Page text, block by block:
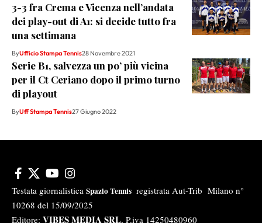
3-3 fra Crema e Vicenza nell’andata
dei play-out di A1: si decide tutto fra
una settimana
ByUfficio Stampa Tennis28 Novembre 2021
Serie B1, salvezza un po’ più vicina
per il Ct Ceriano dopo il primo turno
di playout
ByUff Stampa Tennis27 Giugno 2022
Testata giornalistica Spazio Tennis registrata Aut-Trib Milano n°
10268 del 15/09/2025
Editore: VIBES MEDIA SRL, P.iva 14250480960